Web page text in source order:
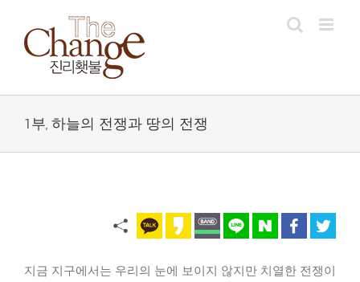
content
1부, 하늘의 전쟁과 땅의 전쟁
지금 지구에서는 우리의 눈에 보이지 않지만 치열한 전쟁이